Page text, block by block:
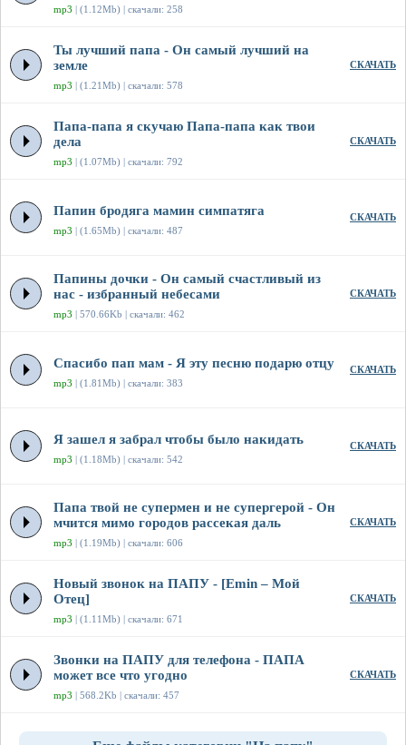
mp3 | (1.12Mb) | скачали: 258
Ты лучший папа - Он самый лучший на
земле
mp3 | (1.21Mb) | скачали: 578
СКАЧАТЬ
Папа-папа я скучаю Папа-папа как твои
дела
mp3 | (1.07Mb) | скачали: 792
СКАЧАТЬ
Папин бродяга мамин симпатяга
mp3 | (1.65Mb) | скачали: 487
СКАЧАТЬ
Папины дочки - Он самый счастливый из
нас - избранный небесами
mp3 | 570.66Kb | скачали: 462
СКАЧАТЬ
Спасибо пап мам - Я эту песню подарю отцу
mp3 | (1.81Mb) | скачали: 383
СКАЧАТЬ
Я зашел я забрал чтобы было накидать
mp3 | (1.18Mb) | скачали: 542
СКАЧАТЬ
Папа твой не супермен и не супергерой - Он
мчится мимо городов рассекая даль
mp3 | (1.19Mb) | скачали: 606
СКАЧАТЬ
Новый звонок на ПАПУ - [Emin – Мой
Отец]
mp3 | (1.11Mb) | скачали: 671
СКАЧАТЬ
Звонки на ПАПУ для телефона - ПАПА
может все что угодно
mp3 | 568.2Kb | скачали: 457
СКАЧАТЬ